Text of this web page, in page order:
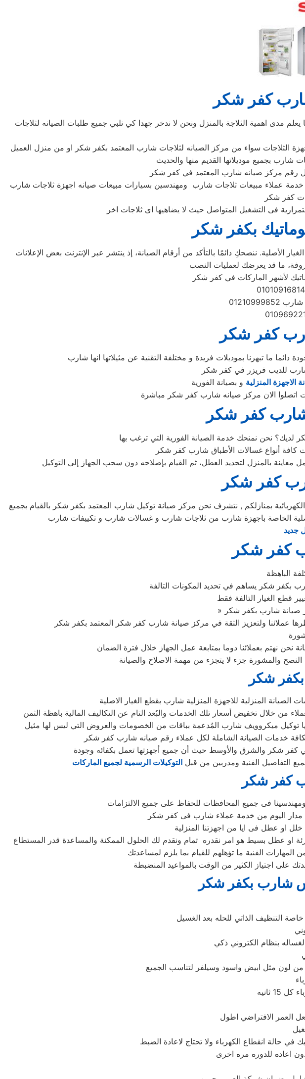
كفر شكر
اهمية الثلاجة بالمنزل ونحن لا ندخر جهدا كي نلبي جميع طلبات الصيانه لثلاجات
عملاء مبيعات ثلاجات شارب ومهندسين بسيارات مبيعات صيانه اجهزة ثلاجات شارب
بكفر شكر
ننصحكِ دائمًا بالتأكد من أرقام الصيانة، إذ ينتشر عبر الإنترنت بعض الإعلانات
كفر شكر
الاجهزة المنزلية
كفر شكر
كفر شكر
بمنازلكم , نتشرف نحن مركز صيانة توكيل شارب المعتمد بكفر شكر بالقيام بجميع
الخاصة باجهزة شارب من ثلاجات شارب و غسالات شارب و تكييفات شارب
جديد
كفر شكر
الباهظة
بكفر شكر يساهم في تحديد المكونات التالفة
قطع الغيار التالفة فقط
نحن نهتم بعملائنا دوما بمتابعة عمل الجهاز خلال فترة الضمان
والمشورة جزء لا يتجزء من مهمة الاصلاح والصيانة
شكر
المنزلية للاجهزة المنزلية شارب بقطع الغيار الاصلية
خدمات الصيانة الشاملة لكل عملاء رقم صيانه شارب كفر شكر
كفر شكر والشرق والأوسط حيث أن جميع أجهزتها تعمل بكفائه وجودة
التفاصيل الفنية ومدربين من قبلالتوكيلات الرسمية لجميع الماركات
كفر شكر
فى جميع المحافظات للحفاظ على جميع الالتزامات
الفنية ما تؤهلهم للقيام بما يلزم لمساعدتك
على اجتياز الكثير من الوقت بالمواعيد المنضبطة
شارب بكفر شكر
حالة انقطاع الكهرباء ولا تحتاج لاعادة الضبط